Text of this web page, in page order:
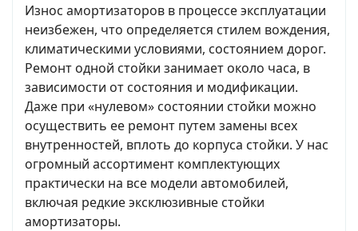
Износ амортизаторов в процессе эксплуатации
неизбежен, что определяется стилем вождения,
климатическими условиями, состоянием дорог.
Ремонт одной стойки занимает около часа, в
зависимости от состояния и модификации.
Даже при «нулевом» состоянии стойки можно
осуществить ее ремонт путем замены всех
внутренностей, вплоть до корпуса стойки. У нас
огромный ассортимент комплектующих
практически на все модели автомобилей,
включая редкие эксклюзивные стойки
амортизаторы.